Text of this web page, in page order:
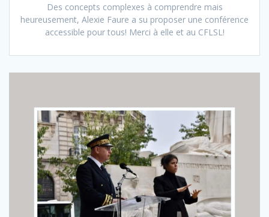
Des concepts complexes à comprendre mais
heureusement, Alexie Faure a su proposer une conférence
accessible pour tous! Merci à elle et au CFLSL!